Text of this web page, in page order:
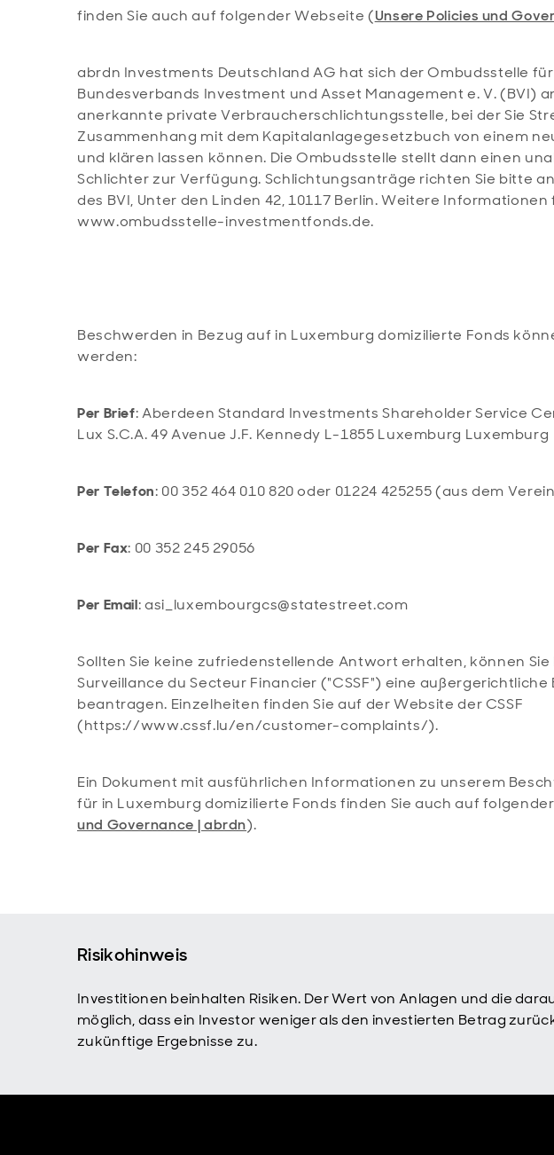
finden Sie auch auf folgender Webseite (Unsere Policies und
abrdn Investments Deutschland AG hat sich der Ombudsstelle
Bundesverbands Investment und Asset Management e. V. (BVI)
anerkannte private Verbraucherschlichtungsstelle, bei der Sie
Zusammenhang mit dem Kapitalanlagegesetzbuch von einem
und klären lassen können. Die Ombudsstelle stellt dann einen
Schlichter zur Verfügung. Schlichtungsanträge richten Sie bitte
des BVI, Unter den Linden 42, 10117 Berlin. Weitere
www.ombudsstelle-investmentfonds.de.
Beschwerden in Bezug auf in Luxemburg domizilierte Fonds
werden:
Per Brief: Aberdeen Standard Investments Shareholder Service
Lux S.C.A. 49 Avenue J.F. Kennedy L-1855 Luxemburg Luxemburg
Per Telefon: 00 352 464 010 820 oder 01224 425255 (aus dem
Per Fax: 00 352 245 29056
Per Email: asi_luxembourgcs@statestreet.com
Sollten Sie keine zufriedenstellende Antwort erhalten, können Sie
Surveillance du Secteur Financier ("CSSF") eine
beantragen. Einzelheiten finden Sie auf der Website der CSSF
(https://www.cssf.lu/en/customer-complaints/).
Ein Dokument mit ausführlichen Informationen zu unserem
für in Luxemburg domizilierte Fonds finden Sie auch auf
und Governance | abrdn).
Risikohinweis
Investitionen beinhalten Risiken. Der Wert von Anlagen und die
möglich, dass ein Investor weniger als den investierten Betrag
zukünftige Ergebnisse zu.